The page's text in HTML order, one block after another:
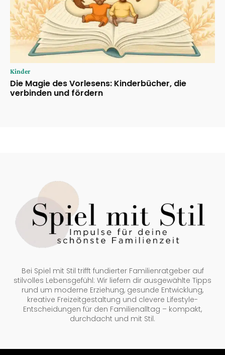
Kinder
Die Magie des Vorlesens: Kinderbücher, die
verbinden und fördern
Bei Spiel mit Stil trifft fundierter Familienratgeber auf
stilvolles Lebensgefühl: Wir liefern dir ausgewählte Tipps
rund um moderne Erziehung, gesunde Entwicklung,
kreative Freizeitgestaltung und clevere Lifestyle-
Entscheidungen für den Familienalltag – kompakt,
durchdacht und mit Stil.